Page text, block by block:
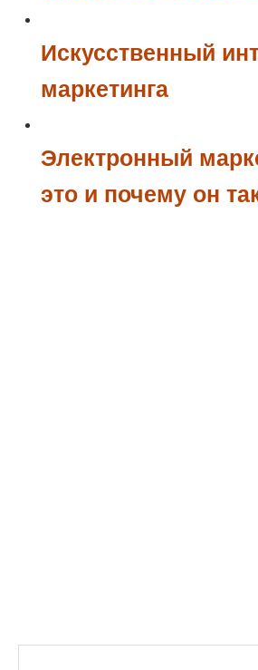
Искусственный
маркетинга
Электронный
это и почему он